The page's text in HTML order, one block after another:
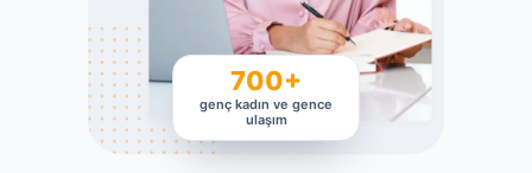
700+
genç kadın ve gence
ulaşım